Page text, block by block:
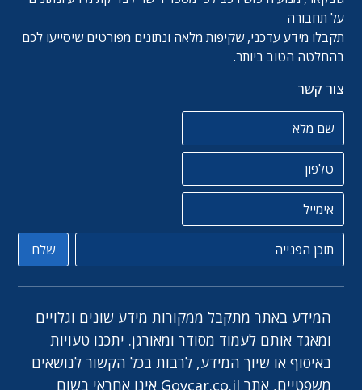
על תחבורה
תקבלו מידע עדכני, שקיפות מלאה ונתונים מפורטים שיסייעו לכם
בהחלטה הטוב ביותר.
צור קשר
טלפון
שלח
המידע באתר מתקבל ממקורות מידע שונים וגלויים
ומאגד אותם לעמוד מסודר ומאורגן. יתכנו טעויות
באיסוף או שיוך המידע, לרבות בכל הקשור לנושאים
משפטיים, אתר Govcar.co.il אינו אחראי בשום